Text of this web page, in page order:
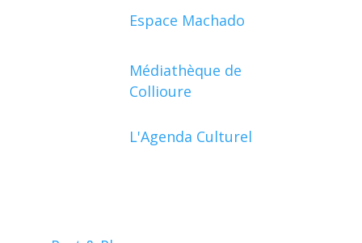
Espace Machado
Médiathèque de
Collioure
L'Agenda Culturel